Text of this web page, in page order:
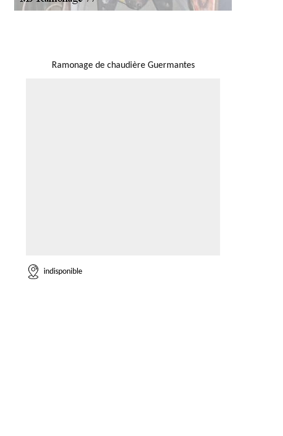
Ramonage de chaudière Guermantes
indisponible